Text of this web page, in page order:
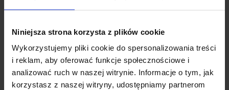
Niniejsza strona korzysta z plików cookie
Wykorzystujemy pliki cookie do spersonalizowania treści
i reklam, aby oferować funkcje społecznościowe i
analizować ruch w naszej witrynie. Informacje o tym, jak
korzystasz z naszej witryny, udostępniamy partnerom
Pałki teleskopowe to rozwiązanie wybierane
przez osoby szukające skutecznego narzędzia
do obrony w sytuacjach bezpośredniego
kontaktu z agresorem. Dzięki składanej
konstrukcji są wygodne w przenoszeniu i